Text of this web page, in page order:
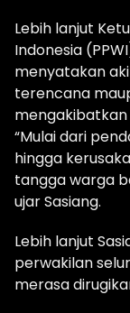
Lebih lanjut
Indonesia
menyatakan
terencana
“Mulai dari
hingga
tangga warga
ujar Sasiang.
Lebih lanjut
perwakilan
merasa